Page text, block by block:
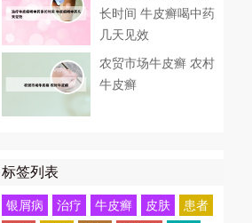
长时间 牛皮癣喝中药
几天见效
农贸市场牛皮癣 农村
牛皮癣
标签列表
银屑病 治疗 牛皮癣 皮肤
患者